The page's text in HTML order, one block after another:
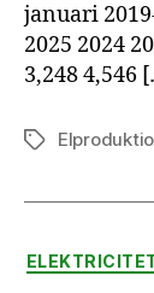
januari
2025 2024
3,248 4,546
Etiketter